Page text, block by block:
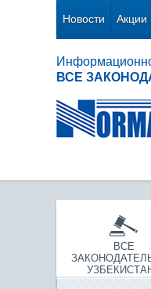
Новости Акции
ВСЕ
ВСЕ